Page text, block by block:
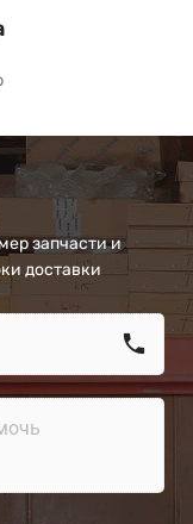
запчасти и
доставки
call